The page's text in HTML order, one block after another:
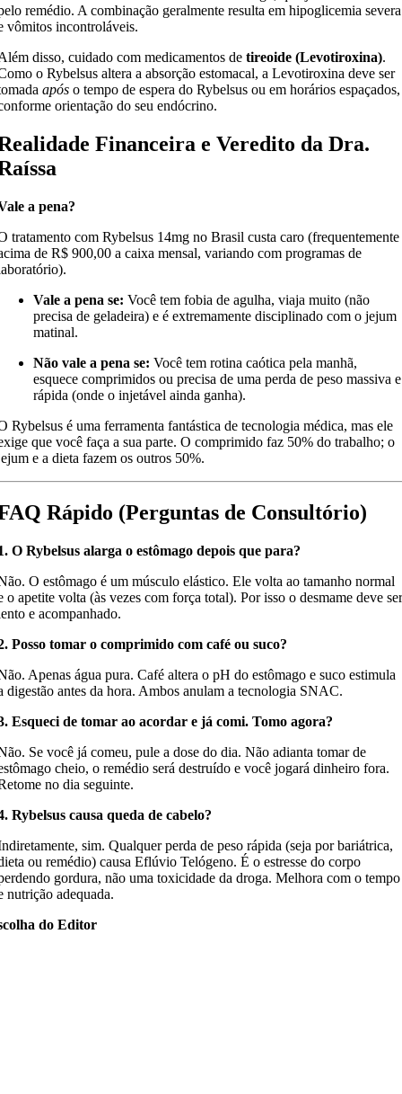
remédio. A combinação geralmente resulta em hipoglicemia severa
vômitos incontroláveis.
disso, cuidado com medicamentos detireoide (Levotiroxina).
o Rybelsus altera a absorção estomacal, a Levotiroxina deve ser
após o tempo de espera do Rybelsus ou em horários espaçados,
orientação do seu endócrino.
Financeira e Veredito da Dra.
a pena?
tratamento com Rybelsus 14mg no Brasil custa caro (frequentemente
de R$ 900,00 a caixa mensal, variando com programas de
Vale a pena se: Você tem fobia de agulha, viaja muito (não
precisa de geladeira) e é extremamente disciplinado com o jejum
matinal.
Não vale a pena se: Você tem rotina caótica pela manhã,
esquece comprimidos ou precisa de uma perda de peso massiva e
rápida (onde o injetável ainda ganha).
Rybelsus é uma ferramenta fantástica de tecnologia médica, mas ele
que você faça a sua parte. O comprimido faz 50% do trabalho; o
e a dieta fazem os outros 50%.
Rápido (Perguntas de Consultório)
O Rybelsus alarga o estômago depois que para?
O estômago é um músculo elástico. Ele volta ao tamanho normal
o apetite volta (às vezes com força total). Por isso o desmame deve
e acompanhado.
Posso tomar o comprimido com café ou suco?
Apenas água pura. Café altera o pH do estômago e suco estimula
digestão antes da hora. Ambos anulam a tecnologia SNAC.
Esqueci de tomar ao acordar e já comi. Tomo agora?
Se você já comeu, pule a dose do dia. Não adianta tomar de
cheio, o remédio será destruído e você jogará dinheiro fora.
no dia seguinte.
Rybelsus causa queda de cabelo?
sim. Qualquer perda de peso rápida (seja por bariátrica,
ou remédio) causa Eflúvio Telógeno. É o estresse do corpo
gordura, não uma toxicidade da droga. Melhora com o tempo
nutrição adequada.
do Editor